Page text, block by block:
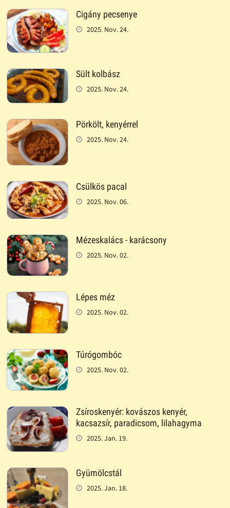
Cigány pecsenye
2025. Nov. 24.
Sült kolbász
2025. Nov. 24.
Pörkölt, kenyérrel
2025. Nov. 24.
Csülkös pacal
2025. Nov. 06.
Mézeskalács - karácsony
2025. Nov. 02.
Lépes méz
2025. Nov. 02.
Túrógombóc
2025. Nov. 02.
Zsíroskenyér: kovászos kenyér,
kacsazsír, paradicsom, lilahagyma
2025. Jan. 19.
Gyümölcstál
2025. Jan. 18.